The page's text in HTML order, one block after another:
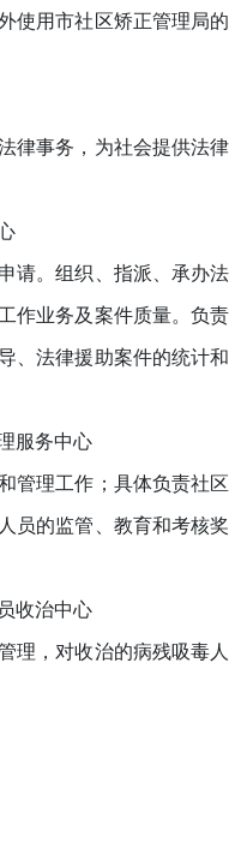
用市社区矫正管理局的
事务，为社会提供法律
。组织、指派、承办法
作业务及案件质量。负责
、法律援助案件的统计和
服务中心
理工作；具体负责社区
员的监管、教育和考核奖
收治中心
，对收治的病残吸毒人